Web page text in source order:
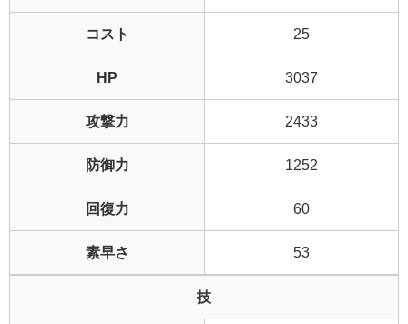
コスト 25
HP 3037
攻撃力 2433
防御力 1252
回復力 60
素早さ 53
技